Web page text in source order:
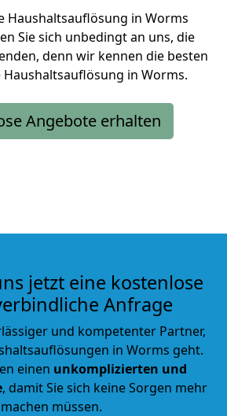
Haushaltsauflösung in Worms
Sie sich unbedingt an uns, die
denn wir kennen die besten
in Worms.
Angebote erhalten
jetzt eine kostenlose
Anfrage
und kompetenter Partner,
in Worms geht.
einen unkomplizierten und
, damit Sie sich keine Sorgen mehr
machen müssen.